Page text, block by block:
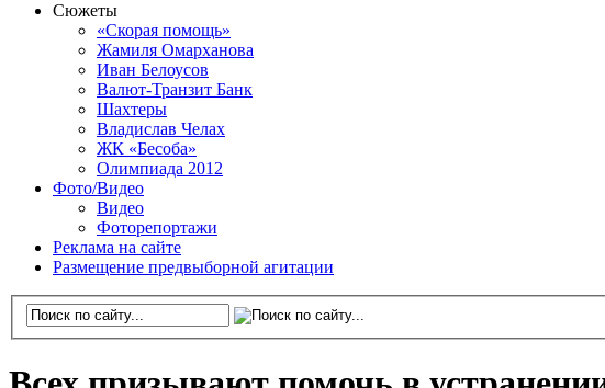
Сюжеты
«Скорая помощь»
Жамиля Омарханова
Иван Белоусов
Валют-Транзит Банк
Шахтеры
Владислав Челах
ЖК «Бесоба»
Олимпиада 2012
Фото/Видео
Видео
Фоторепортажи
Реклама на сайте
Размещение предвыборной агитации